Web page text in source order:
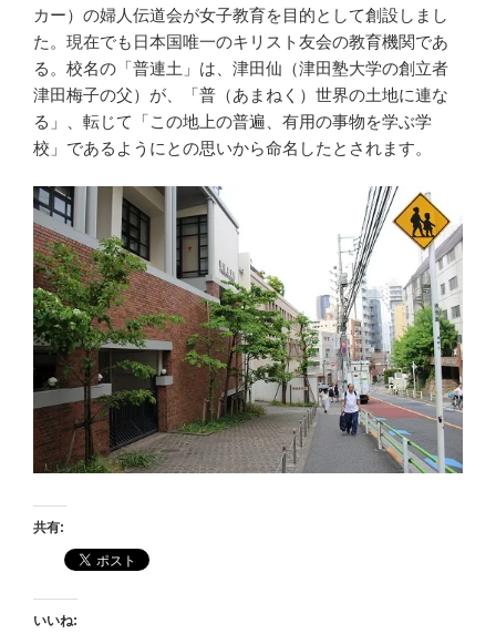
カー）の婦人伝道会が女子教育を目的として創設しまし
た。現在でも日本国唯一のキリスト友会の教育機関であ
る。校名の「普連土」は、津田仙（津田塾大学の創立者
津田梅子の父）が、「普（あまねく）世界の土地に連な
る」、転じて「この地上の普遍、有用の事物を学ぶ学
校」であるようにとの思いから命名したとされます。
共有:
いいね: